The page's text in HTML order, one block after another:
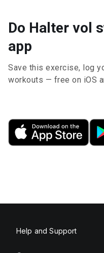
Do Halter vol
app
Save this exercise, log
workouts — free on iOS
Help and Support